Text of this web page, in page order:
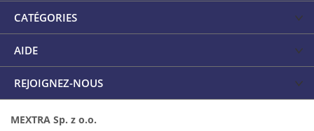
CATÉGORIES
AIDE
REJOIGNEZ-NOUS
MEXTRA Sp. z o.o.